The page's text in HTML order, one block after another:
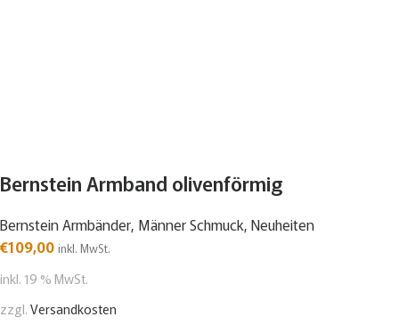
Bernstein Armband olivenförmig
Bernstein Armbänder, Männer Schmuck, Neuheiten
€109,00 inkl. MwSt.
inkl. 19 % MwSt.
zzgl.Versandkosten